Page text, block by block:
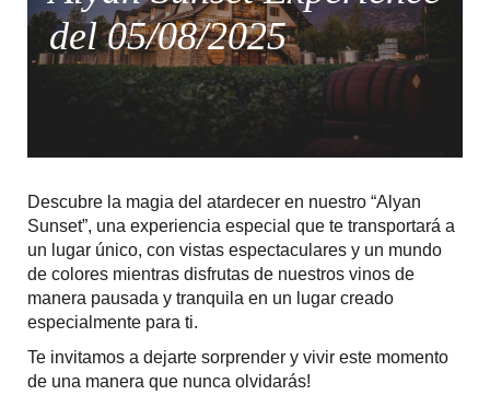
del 05/08/2025
Descubre la magia del atardecer en nuestro “Alyan
Sunset”, una experiencia especial que te transportará a
un lugar único, con vistas espectaculares y un mundo
de colores mientras disfrutas de nuestros vinos de
manera pausada y tranquila en un lugar creado
especialmente para ti.
Te invitamos a dejarte sorprender y vivir este momento
de una manera que nunca olvidarás!